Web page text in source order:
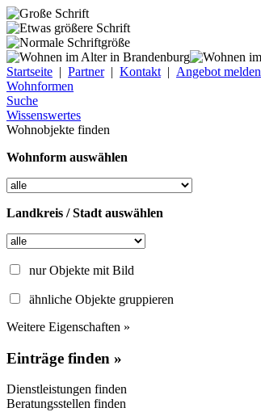
Startseite | Partner| Kontakt | Angebot melden
Wohnformen
Suche
Wissenswertes
Wohnobjekte finden
Wohnform auswählen
Landkreis / Stadt auswählen
nur Objekte mit Bild
ähnliche Objekte gruppieren
Weitere Eigenschaften »
Einträge finden »
Dienstleistungen finden
Beratungsstellen finden